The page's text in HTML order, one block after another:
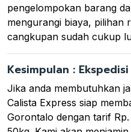
pengelompokan barang
mengurangi biaya, pilihan
cangkupan sudah cukup
Kesimpulan :
Jika anda membutuhkan
Calista Express siap
Gorontalo dengan tarif